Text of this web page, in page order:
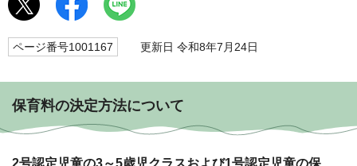
ページ番号1001167 更新日 令和8年7月24日
保育料の決定方法について